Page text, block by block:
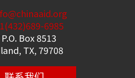
6985
Box 8513
TX, 79708